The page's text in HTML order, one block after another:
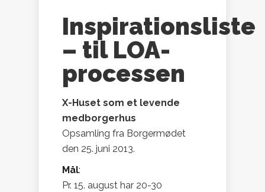
Inspirationsliste
– til LOA-
processen
X-Huset som et levende
medborgerhus
Opsamling fra Borgermødet
den 25. juni 2013.
Mål:
Pr. 15. august har 20-30